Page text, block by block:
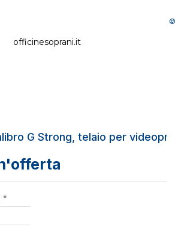
©
officinesoprani.it
G Strong, telaio per